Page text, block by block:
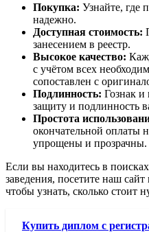
Покупка: Узнайте, где
надежно.
Доступная стоимость:
занесением в реестр.
Высокое качество:
с учётом всех
сопоставлен с
Подлинность: Гознак
защиту и подлинность
Простота
окончательной оплаты
упрощены и прозрачны.
Если вы находитесь в
заведения, посетите наш сайт
чтобы узнать, сколько стоит
Купить диплом с